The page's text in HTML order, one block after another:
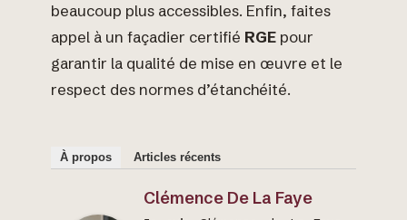
beaucoup plus accessibles. Enfin, faites
appel à un façadier certifié RGE pour
garantir la qualité de mise en œuvre et le
respect des normes d’étanchéité.
À propos Articles récents
Clémence De La Faye